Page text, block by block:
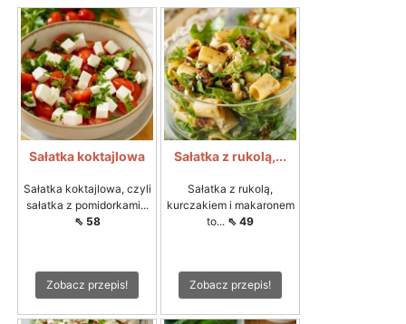
Sałatka koktajlowa
Sałatka koktajlowa, czyli
sałatka z pomidorkami...
⇖ 58
Zobacz przepis!
Sałatka z rukolą,...
Sałatka z rukolą,
kurczakiem i makaronem
to... ⇖ 49
Zobacz przepis!